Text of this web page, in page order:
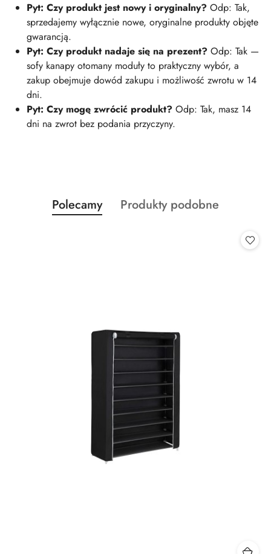
Pyt: Czy produkt jest nowy i oryginalny? Odp: Tak,
sprzedajemy wyłącznie nowe, oryginalne produkty objęte
gwarancją.
Pyt: Czy produkt nadaje się na prezent? Odp: Tak —
sofy kanapy otomany moduły to praktyczny wybór, a
zakup obejmuje dowód zakupu i możliwość zwrotu w 14
dni.
Pyt: Czy mogę zwrócić produkt? Odp: Tak, masz 14
dni na zwrot bez podania przyczyny.
Pomiń karuzelę produktów
Produkty
o
Polecamy
Produkty
Produkty podobne